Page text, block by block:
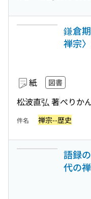
鎌倉
禅宗
紙 図書
松波直弘 著ぺりか
件名 禅宗--歴史
語録
代の